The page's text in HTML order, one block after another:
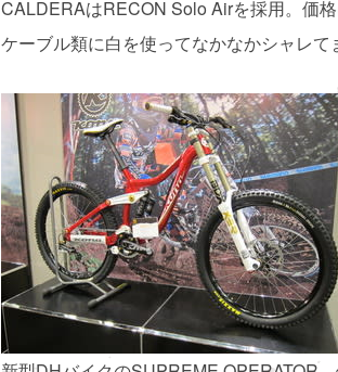
CALDERAはRECON Solo Airを採用。価格
ケーブル類に白を使ってなかなかシャレて